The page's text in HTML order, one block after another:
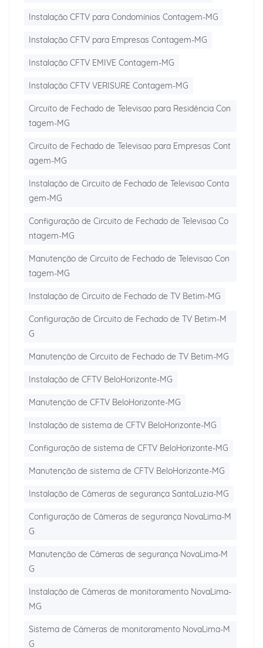
Instalação CFTV para Condomínios Contagem-MG
Instalação CFTV para Empresas Contagem-MG
Instalação CFTV EMIVE Contagem-MG
Instalação CFTV VERISURE Contagem-MG
Circuito de Fechado de Televisao para Residência Con
tagem-MG
Circuito de Fechado de Televisao para Empresas Cont
agem-MG
Instalação de Circuito de Fechado de Televisao Conta
gem-MG
Configuração de Circuito de Fechado de Televisao Co
ntagem-MG
Manutenção de Circuito de Fechado de Televisao Con
tagem-MG
Instalação de Circuito de Fechado de TV Betim-MG
Configuração de Circuito de Fechado de TV Betim-M
G
Manutenção de Circuito de Fechado de TV Betim-MG
Instalação de CFTV BeloHorizonte-MG
Manutenção de CFTV BeloHorizonte-MG
Instalação de sistema de CFTV BeloHorizonte-MG
Configuração de sistema de CFTV BeloHorizonte-MG
Manutenção de sistema de CFTV BeloHorizonte-MG
Instalação de Câmeras de segurança SantaLuzia-MG
Configuração de Câmeras de segurança NovaLima-M
G
Manutenção de Câmeras de segurança NovaLima-M
G
Instalação de Câmeras de monitoramento NovaLima-
MG
Sistema de Câmeras de monitoramento NovaLima-M
G